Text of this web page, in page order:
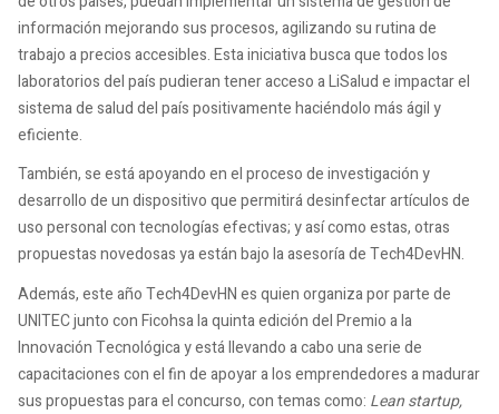
información mejorando sus procesos, agilizando su rutina de
trabajo a precios accesibles. Esta iniciativa busca que todos los
laboratorios del país pudieran tener acceso a LiSalud e impactar el
sistema de salud del país positivamente haciéndolo más ágil y
eficiente.
También, se está apoyando en el proceso de investigación y
desarrollo de un dispositivo que permitirá desinfectar artículos de
uso personal con tecnologías efectivas; y así como estas, otras
propuestas novedosas ya están bajo la asesoría de Tech4DevHN.
Además, este año Tech4DevHN es quien organiza por parte de
UNITEC junto con Ficohsa la quinta edición del Premio a la
Innovación Tecnológica y está llevando a cabo una serie de
capacitaciones con el fin de apoyar a los emprendedores a madurar
sus propuestas para el concurso, con temas como: Lean startup,